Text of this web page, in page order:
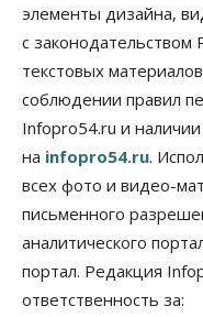
Финансы
Россияне оформили
трлн рублей
06 Августа 2026, 15:53
Власть
Думская гонка в
обойдется без
06 Августа 2026, 15:00
Бизнес Власть
Правительство
выпуск бензина
06 Августа 2026, 14:00
элементы дизайна,
с
текстовых
соблюдении правил
Infopro54.ru и
на infopro54.ru.
всех фото и видео-
письменного
аналитического
портал. Редакция
ответственность за: